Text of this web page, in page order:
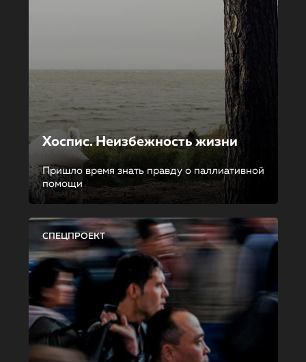
Хоспис. Неизбежность жизни
Пришло время знать правду о паллиативной
помощи
СПЕЦПРОЕКТ